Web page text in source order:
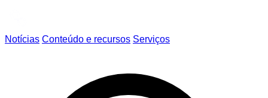
Notícias Conteúdo e recursos Serviços